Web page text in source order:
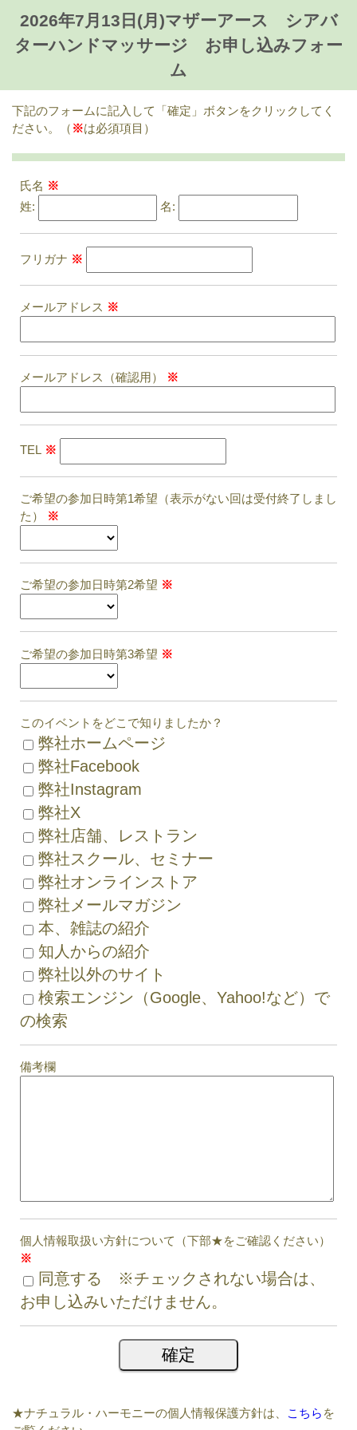
2026年7月13日(月)マザーアース シアバ
ターハンドマッサージ お申し込みフォー
ム
下記のフォームに記入して「確定」ボタンをクリックしてく
ださい。（ ※は必須項目）
氏名 ※
姓:
名:
フリガナ ※
メールアドレス ※
メールアドレス（確認用） ※
TEL ※
ご希望の参加日時第1希望（表示がない回は受付終了しまし
た）
※
ご希望の参加日時第2希望 ※
ご希望の参加日時第3希望 ※
このイベントをどこで知りましたか？
弊社ホームページ
弊社Facebook
弊社Instagram
弊社X
弊社店舗、レストラン
弊社スクール、セミナー
弊社オンラインストア
弊社メールマガジン
本、雑誌の紹介
知人からの紹介
弊社以外のサイト
検索エンジン（Google、Yahoo!など）で
の検索
備考欄
個人情報取扱い方針について（下部★をご確認ください）
※
同意する ※チェックされない場合は、
お申し込みいただけません。
★ナチュラル・ハーモニーの個人情報保護方針は、 こちら を